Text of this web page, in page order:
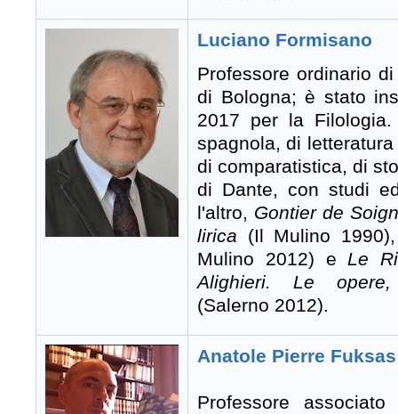
Luciano Formisano
Professore ordinario
di Bologna; è stato
2017 per la
spagnola, di
di comparatistica, di
di Dante, con studi
l'altro, Gontier de
lirica (Il Mulino
Mulino 2012) e Le
Alighieri. Le
(Salerno 2012).
Anatole Pierre Fuksas
Professore